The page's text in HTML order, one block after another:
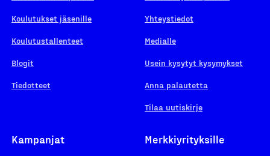
Koulutukset jäsenille
Koulutustallenteet
Blogit
Tiedotteet
Yhteystiedot
Medialle
Usein kysytyt kysymykset
Anna palautetta
Tilaa uutiskirje
Kampanjat Merkkiyrityksille